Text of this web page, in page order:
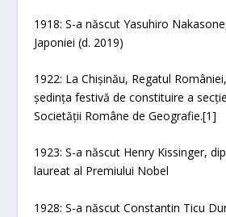
1918: S-a născut Yasuhiro
Japoniei (d. 2019)
1922: La Chișinău, Regatul
ședința festivă de constituire a
Societății Române de Geografie.[1]
1923: S-a născut Henry Kissinger,
laureat al Premiului Nobel
1928: S-a născut Constantin Ticu